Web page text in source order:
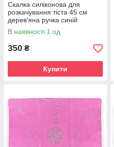
Скалка силіконова для
розкачування тіста 45 см
дерев'яна ручка синій
В наявності 1 од.
350 ₴
Купити